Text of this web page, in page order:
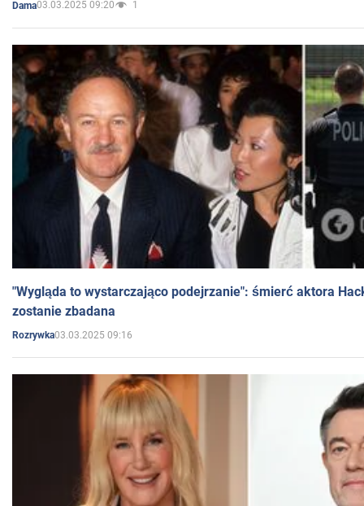
Dama03.03.2025 09:20 1
"Wygląda to wystarczająco podejrzanie": śmierć aktora
zostanie zbadana
Rozrywka03.03.2025 09:16